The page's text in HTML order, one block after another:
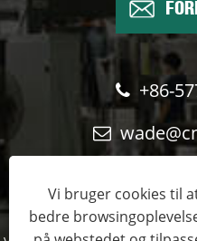
+86-
Copyright © 2022 Wenzhou
Vi bruger cookies til
bedre